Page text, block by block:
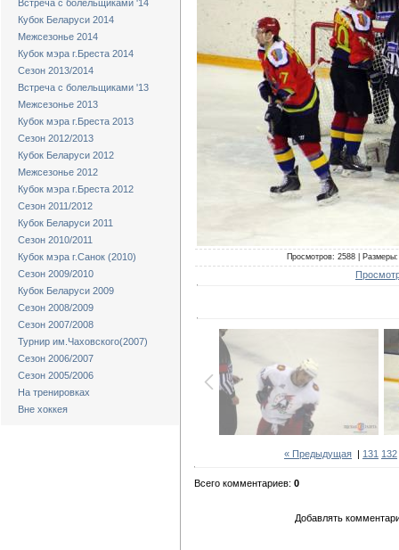
Встреча с болельщиками '14
Кубок Беларуси 2014
Межсезонье 2014
Кубок мэра г.Бреста 2014
Сезон 2013/2014
Встреча с болельщиками '13
Межсезонье 2013
Кубок мэра г.Бреста 2013
Сезон 2012/2013
Кубок Беларуси 2012
Межсезонье 2012
Кубок мэра г.Бреста 2012
Сезон 2011/2012
Кубок Беларуси 2011
Сезон 2010/2011
Кубок мэра г.Санок (2010)
Сезон 2009/2010
Кубок Беларуси 2009
Сезон 2008/2009
Сезон 2007/2008
Турнир им.Чаховского(2007)
Сезон 2006/2007
Сезон 2005/2006
На тренировках
Вне хоккея
Просмотров: 2588 |
« Предыдущая | 131 132
Всего комментариев: 0
Добавлять